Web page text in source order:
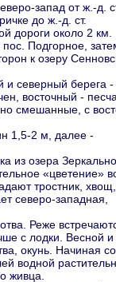
запад от ж.-д.
до ж.-д. ст.
дороги около 2
Подгорное,
к озеру
северный берега -
восточный -
смешанные, с
1,5-2 м, далее -
из озера
«цветение»
тростник, хвощ,
северо-западная,
Реже
с лодки. Весной и
окунь. Начиная со
водной
живца.